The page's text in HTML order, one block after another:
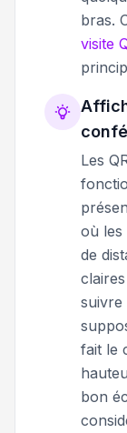
bras.
visite
Les
où les
de
suivre
fait le
bon